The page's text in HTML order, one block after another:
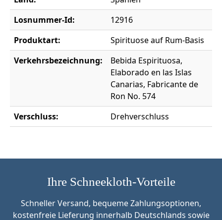
Losnummer-Id:
12916
Produktart:
Spirituose auf Rum-Basis
Verkehrsbezeichnung:
Bebida Espirituosa,
Elaborado en las Islas
Canarias, Fabricante de
Ron No. 574
Verschluss:
Drehverschluss
Ihre Schneekloth-Vorteile
Schneller Versand, bequeme Zahlungsoptionen,
kostenfreie Lieferung innerhalb Deutschlands sowie